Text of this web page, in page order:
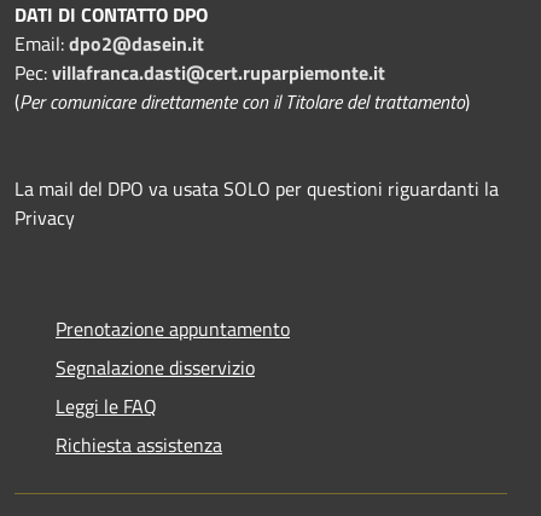
DATI DI CONTATTO DPO
Email:dpo2@dasein.it
Pec:villafranca.dasti@cert.ruparpiemonte.it
(Per comunicare direttamente con il Titolare del trattamento)
La mail del DPO va usata SOLO per questioni riguardanti la
Privacy
Prenotazione appuntamento
Segnalazione disservizio
Leggi le FAQ
Richiesta assistenza